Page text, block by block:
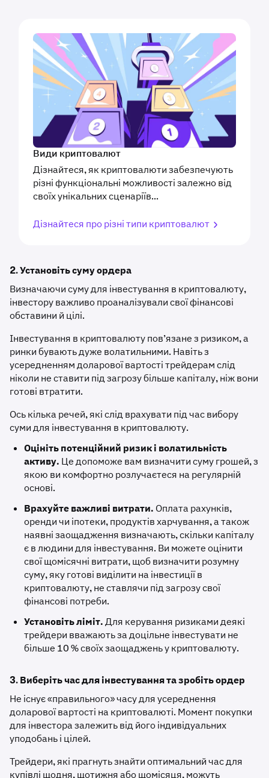
Види криптовалют
Дізнайтеся, як криптовалюти забезпечують
різні функціональні можливості залежно від
своїх унікальних сценаріїв...
Дізнайтеся про різні типи криптовалют
2. Установіть суму ордера
Визначаючи суму для інвестування в криптовалюту,
інвестору важливо проаналізували свої фінансові
обставини й цілі.
Інвестування в криптовалюту пов’язане з ризиком, а
ринки бувають дуже волатильними. Навіть з
усередненням доларової вартості трейдерам слід
ніколи не ставити під загрозу більше капіталу, ніж вони
готові втратити.
Ось кілька речей, які слід врахувати під час вибору
суми для інвестування в криптовалюту.
Оцініть потенційний ризик і волатильність
активу. Це допоможе вам визначити суму грошей, з
якою ви комфортно розлучаєтеся на регулярній
основі.
Врахуйте важливі витрати. Оплата рахунків,
оренди чи іпотеки, продуктів харчування, а також
наявні заощадження визначають, скільки капіталу
є в людини для інвестування. Ви можете оцінити
свої щомісячні витрати, щоб визначити розумну
суму, яку готові виділити на інвестиції в
криптовалюту, не ставлячи під загрозу свої
фінансові потреби.
Установіть ліміт.Для керування ризиками деякі
трейдери вважають за доцільне інвестувати не
більше 10 % своїх заощаджень у криптовалюту.
3. Виберіть час для інвестування та зробіть ордер
Не існує «правильного» часу для усереднення
доларової вартості на криптовалюті. Момент покупки
для інвестора залежить від його індивідуальних
уподобань і цілей.
Трейдери, які прагнуть знайти оптимальний час для
купівлі щодня, щотижня або щомісяця, можуть